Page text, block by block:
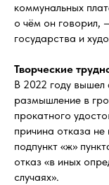
коммунальных
о чём он говорил,
государства и
Творческие
В 2022 году
размышление в
прокатного
причина отказа
подпункт «ж»
отказ «в иных
случаях».